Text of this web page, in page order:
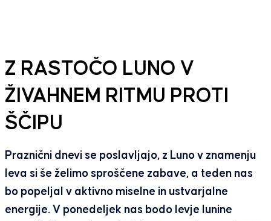
Z RASTOČO LUNO V
ŽIVAHNEM RITMU PROTI
ŠČIPU
Praznični dnevi se poslavljajo, z Luno v znamenju
leva si še želimo sproščene zabave, a teden nas
bo popeljal v aktivno miselne in ustvarjalne
energije. V ponedeljek nas bodo levje lunine